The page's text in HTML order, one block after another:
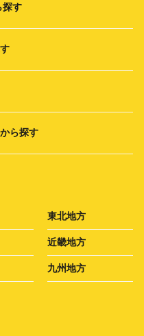
探す
ら探す
東北地方
近畿地方
九州地方